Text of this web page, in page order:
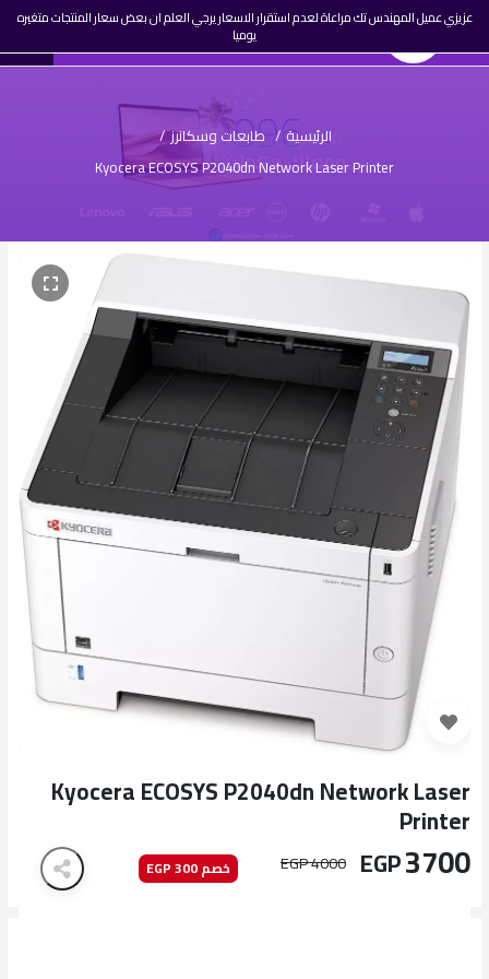
عزيزي عميل المهندس تك مراعاة لعدم استقرار الاسعار يرجي العلم ان بعض سعار المنتجات متغيره
يوميا
☰ المهندس تك
AR
تسجيل
0
الرئيسية / طابعات وسكانرز /
Kyocera ECOSYS P2040dn Network Laser Printer
Kyocera ECOSYS P2040dn Network Laser
Printer
3700
EGP
4000 EGP خصم 300 EGP